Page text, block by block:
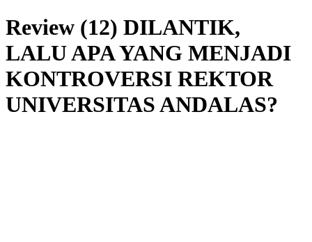
Review (12) DILANTIK,
LALU APA YANG MENJADI
KONTROVERSI REKTOR
UNIVERSITAS ANDALAS?